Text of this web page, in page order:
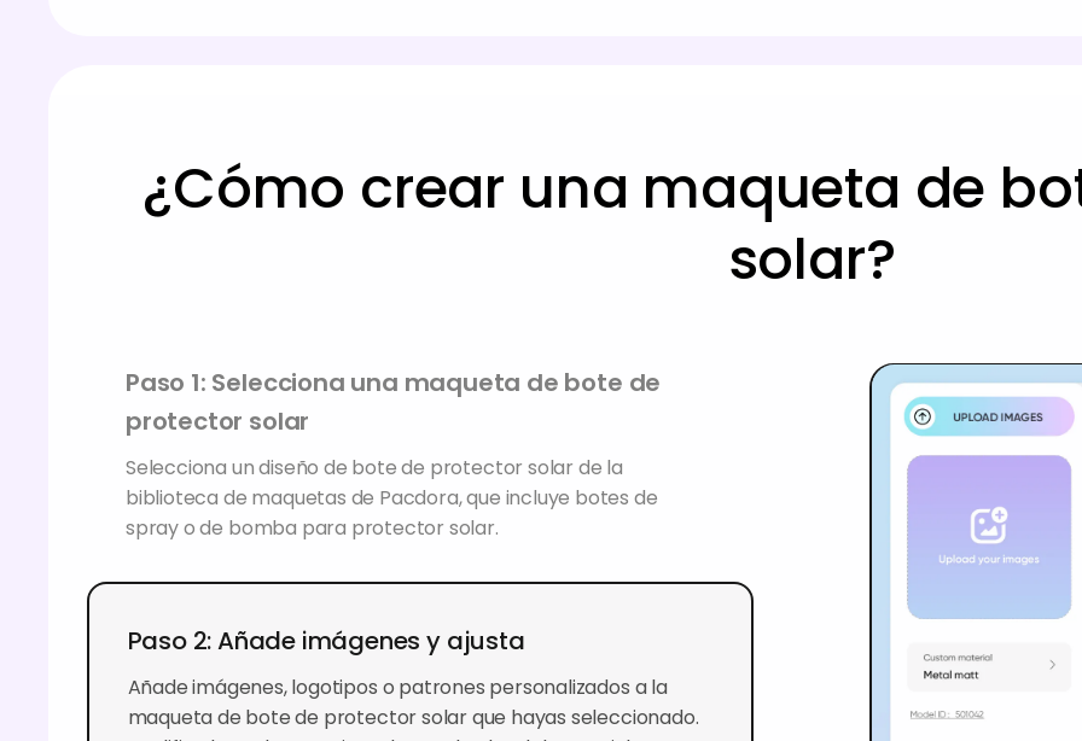
¿Cómo crear una maqueta de
solar?
Paso 1: Selecciona una maqueta de bote de
protector solar
Selecciona un diseño de bote de protector solar de la
biblioteca de maquetas de Pacdora, que incluye botes de
spray o de bomba para protector solar.
Paso 2: Añade imágenes y ajusta
Añade imágenes, logotipos o patrones personalizados a la
maqueta de bote de protector solar que hayas seleccionado.